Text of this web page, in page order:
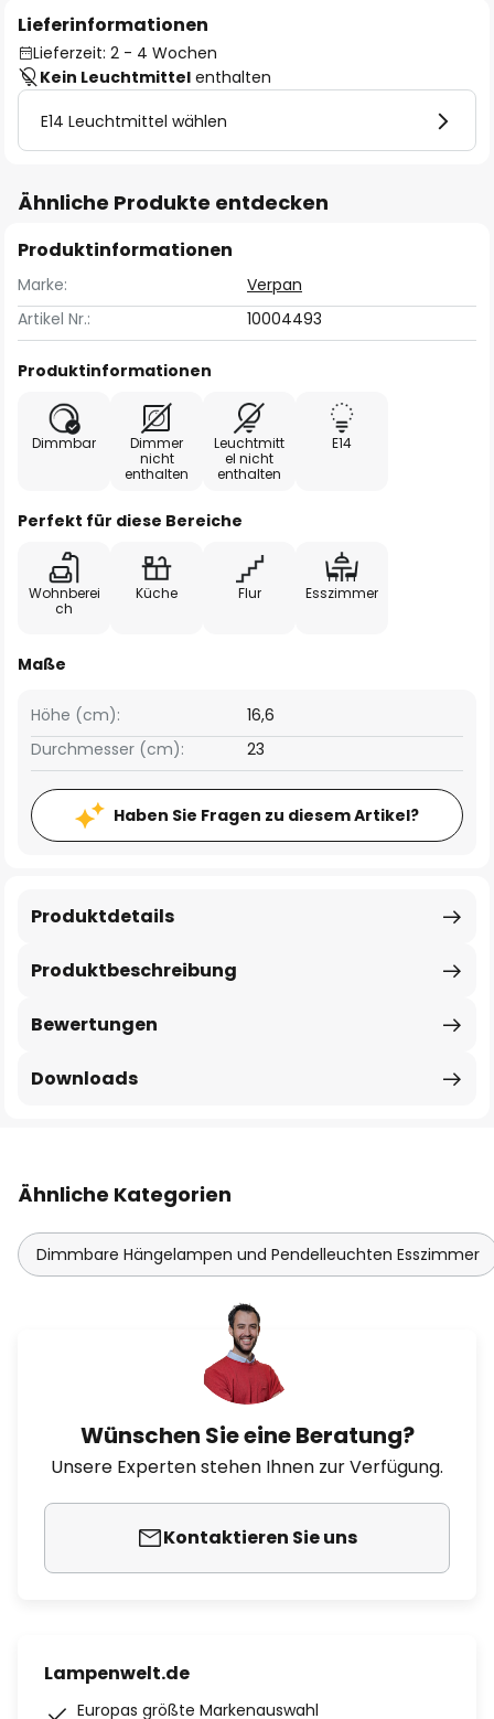
Lieferinformationen
Lieferzeit: 2 - 4 Wochen
Kein Leuchtmittel enthalten
E14 Leuchtmittel wählen
Ähnliche Produkte entdecken
Produktinformationen
Marke:
Verpan
Artikel Nr.:
10004493
Produktinformationen
Dimmbar
Dimmer
nicht
enthalten
Leuchtmitt
el nicht
enthalten
E14
Perfekt für diese Bereiche
Wohnberei
ch
Küche Flur Esszimmer
Maße
Höhe (cm):
16,6
Durchmesser (cm):
23
Haben Sie Fragen zu diesem Artikel?
Produktbeschreibung
Produktdetails
Bewertungen
Downloads
Ähnliche Kategorien
Dimmbare Hängelampen und Pendelleuchten Esszimmer
Wünschen Sie eine Beratung?
Unsere Experten stehen Ihnen zur Verfügung.
Kontaktieren Sie uns
Lampenwelt.de
Europas größte Markenauswahl